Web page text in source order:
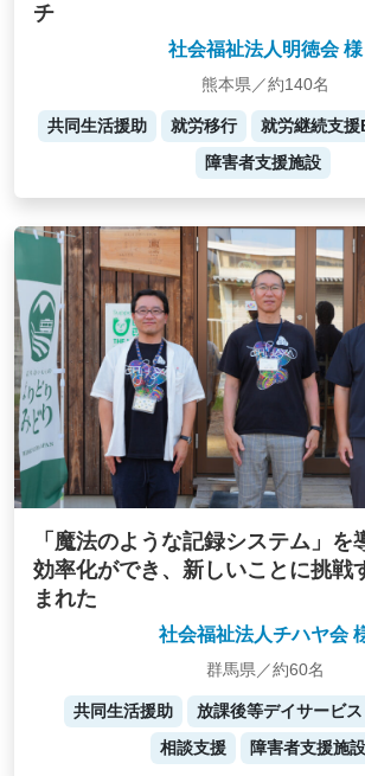
チ
社会福祉法人明徳会 様
熊本県／約140名
共同生活援助 就労移行 就労継続支援
障害者支援施設
「魔法のような記録システム」を
効率化ができ、新しいことに挑戦
まれた
社会福祉法人チハヤ会
群馬県／約60名
共同生活援助 放課後等デイサービス
相談支援
障害者支援施設